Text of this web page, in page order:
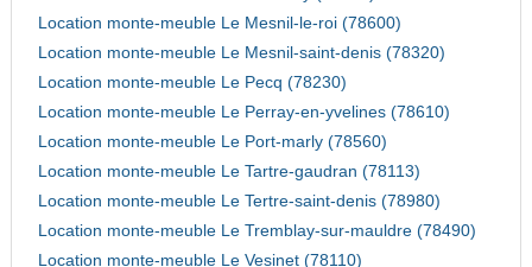
Location monte-meuble Le Mesnil-le-roi (78600)
Location monte-meuble Le Mesnil-saint-denis (78320)
Location monte-meuble Le Pecq (78230)
Location monte-meuble Le Perray-en-yvelines (78610)
Location monte-meuble Le Port-marly (78560)
Location monte-meuble Le Tartre-gaudran (78113)
Location monte-meuble Le Tertre-saint-denis (78980)
Location monte-meuble Le Tremblay-sur-mauldre (78490)
Location monte-meuble Le Vesinet (78110)